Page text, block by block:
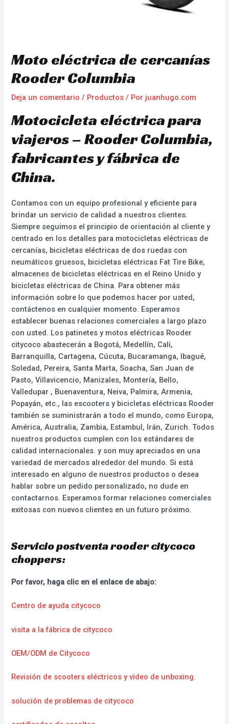
Moto eléctrica de cercanías
Rooder Columbia
Deja un comentario / Productos / Por juanhugo.com
Motocicleta eléctrica para
viajeros – Rooder Columbia,
fabricantes y fábrica de
China.
Contamos con un equipo profesional y eficiente para
brindar un servicio de calidad a nuestros clientes.
Siempre seguimos el principio de orientación al cliente y
centrado en los detalles para motocicletas eléctricas de
cercanías, bicicletas eléctricas de dos ruedas con
neumáticos gruesos, bicicletas eléctricas Fat Tire Bike,
almacenes de bicicletas eléctricas en el Reino Unido y
bicicletas eléctricas de China. Para obtener más
información sobre lo que podemos hacer por usted,
contáctenos en cualquier momento. Esperamos
establecer buenas relaciones comerciales a largo plazo
con usted. Los patinetes y motos eléctricas Rooder
citycoco abastecerán a Bogotá, Medellín, Cali,
Barranquilla, Cartagena, Cúcuta, Bucaramanga, Ibagué,
Soledad, Pereira, Santa Marta, Soacha, San Juan de
Pasto, Villavicencio, Manizales, Montería, Bello,
Valledupar , Buenaventura, Neiva, Palmira, Armenia,
Popayán, etc., las escooters y bicicletas eléctricas Rooder
también se suministrarán a todo el mundo, como Europa,
América, Australia, Zambia, Estambul, Irán, Zurich. Todos
nuestros productos cumplen con los estándares de
calidad internacionales. y son muy apreciados en una
variedad de mercados alrededor del mundo. Si está
interesado en alguno de nuestros productos o desea
hablar sobre un pedido personalizado, no dude en
contactarnos. Esperamos formar relaciones comerciales
exitosas con nuevos clientes en un futuro próximo.
Servicio postventa rooder citycoco
choppers:
Por favor, haga clic en el enlace de abajo:
Centro de ayuda citycoco
visita a la fábrica de citycoco
OEM/ODM de Citycoco
Revisión de scooters eléctricos y video de unboxing.
solución de problemas de citycoco